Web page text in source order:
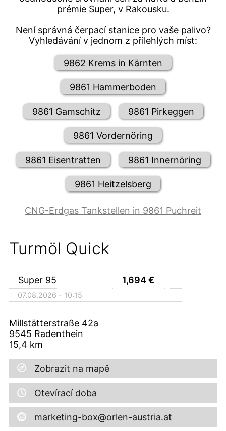
prémie Super, v Rakousku.
Není správná čerpací stanice pro vaše palivo?
Vyhledávání v jednom z přilehlých míst:
9862 Krems in Kärnten
9861 Hammerboden
9861 Gamschitz 9861 Pirkeggen
9861 Vordernöring
9861 Eisentratten 9861 Innernöring
9861 Heitzelsberg
CNG-Erdgas Tankstellen in 9861 Puchreit
Turmöl Quick
Super 95 1,694€
07.08.2026 - 10:15
Millstätterstraße 42a
9545 Radenthein
15,4 km
Zobrazit na mapě
Otevírací doba
marketing-box@orlen-austria.at